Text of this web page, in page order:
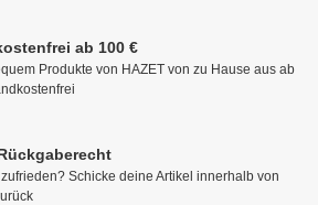
ab 100 €
Produkte von HAZET von zu Hause aus ab
Schicke deine Artikel innerhalb von